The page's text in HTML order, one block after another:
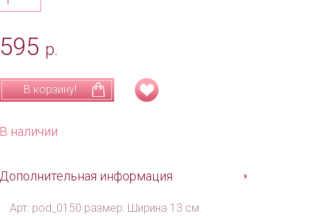
595 р.
В корзину!
В наличии
Дополнительная информация
Арт: pod_0150 размер: Ширина 13 см.